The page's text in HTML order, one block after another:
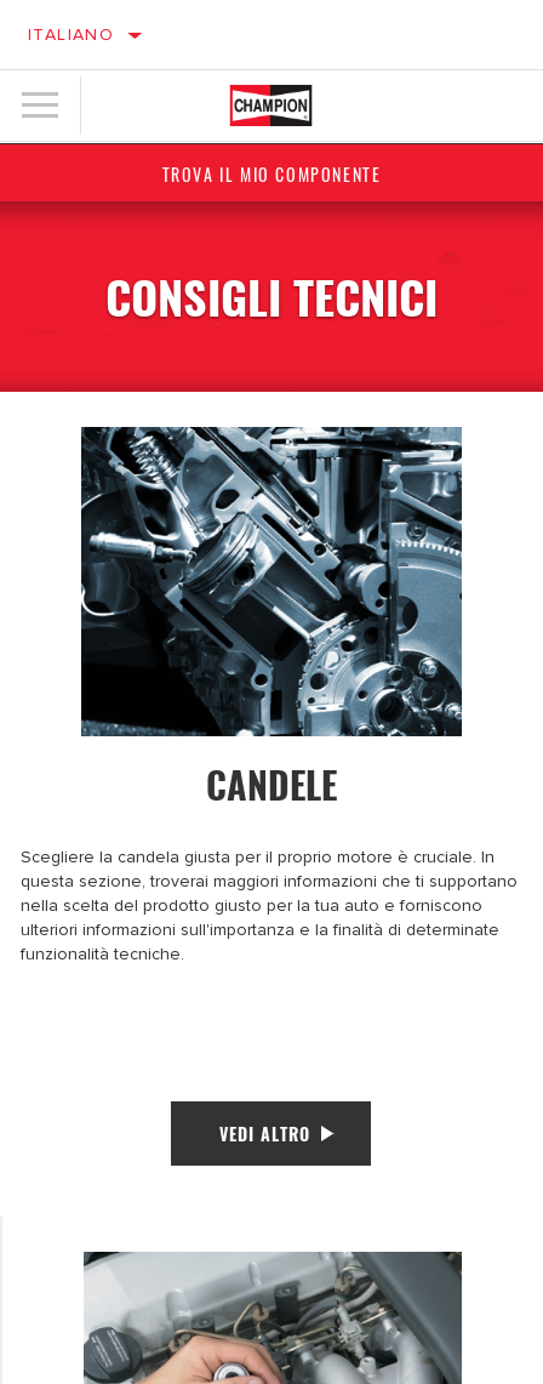
ITALIANO
TROVA IL MIO COMPONENTE
CONSIGLI TECNICI
CANDELE
Scegliere la candela giusta per il proprio motore è cruciale. In
questa sezione, troverai maggiori informazioni che ti supportano
nella scelta del prodotto giusto per la tua auto e forniscono
ulteriori informazioni sull'importanza e la finalità di determinate
funzionalità tecniche.
VEDI ALTRO